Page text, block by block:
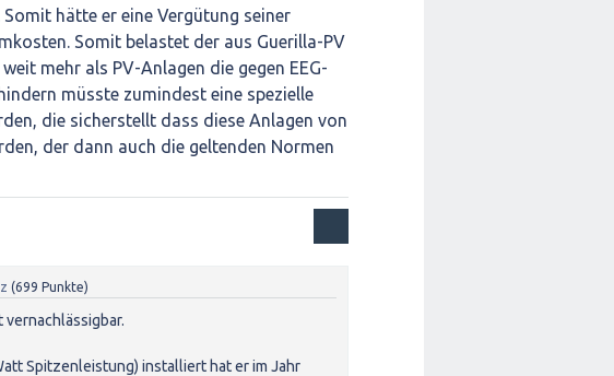
hätte er eine Vergütung seiner
Somit belastet der aus Guerilla-PV
mehr als PV-Anlagen die gegen EEG-
müsste zumindest eine spezielle
die sicherstellt dass diese Anlagen von
der dann auch die geltenden Normen
(699 Punkte)
Spitzenleistung) installiert hat er im Jahr